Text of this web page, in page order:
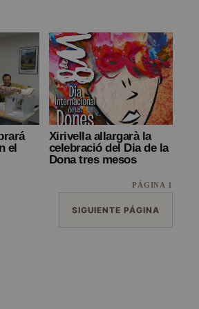
el
Xirivella allargarà la
celebració del Dia de la
Dona tres mesos
PÁGINA 1
SIGUIENTE PÁGINA